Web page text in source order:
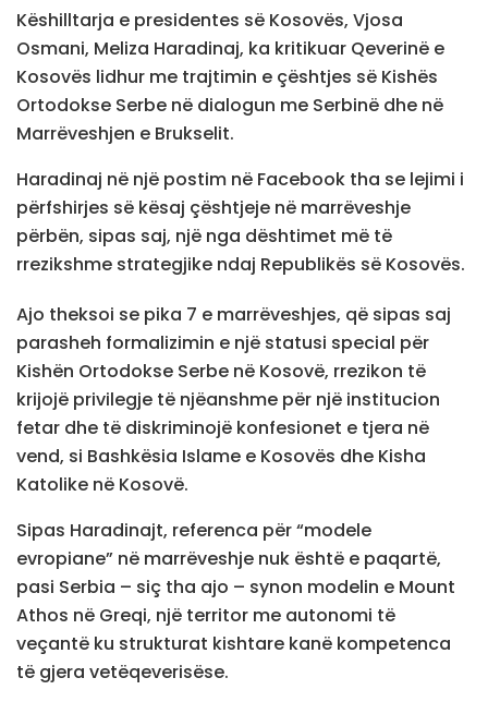
Këshilltarja e presidentes së Kosovës, Vjosa
Osmani, Meliza Haradinaj, ka kritikuar Qeverinë e
Kosovës lidhur me trajtimin e çështjes së Kishës
Ortodokse Serbe në dialogun me Serbinë dhe në
Marrëveshjen e Brukselit.
Haradinaj në një postim në Facebook tha se lejimi i
përfshirjes së kësaj çështjeje në marrëveshje
përbën, sipas saj, një nga dështimet më të
rrezikshme strategjike ndaj Republikës së Kosovës.
Ajo theksoi se pika 7 e marrëveshjes, që sipas saj
parasheh formalizimin e një statusi special për
Kishën Ortodokse Serbe në Kosovë, rrezikon të
krijojë privilegje të njëanshme për një institucion
fetar dhe të diskriminojë konfesionet e tjera në
vend, si Bashkësia Islame e Kosovës dhe Kisha
Katolike në Kosovë.
Sipas Haradinajt, referenca për “modele
evropiane” në marrëveshje nuk është e paqartë,
pasi Serbia – siç tha ajo – synon modelin e Mount
Athos në Greqi, një territor me autonomi të
veçantë ku strukturat kishtare kanë kompetenca
të gjera vetëqeverisëse.